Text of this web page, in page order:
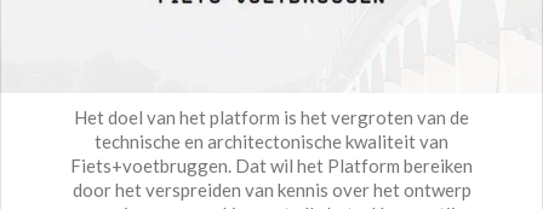
Het doel van het platform is het vergroten van de
technische en architectonische kwaliteit van
Fiets+voetbruggen. Dat wil het Platform bereiken
door het verspreiden van kennis over het ontwerp